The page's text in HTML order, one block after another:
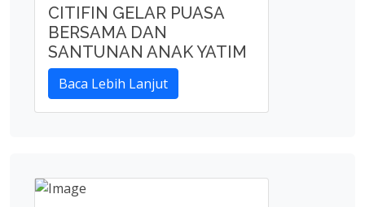
CITIFIN GELAR PUASA
BERSAMA DAN
SANTUNAN ANAK YATIM
Baca Lebih Lanjut